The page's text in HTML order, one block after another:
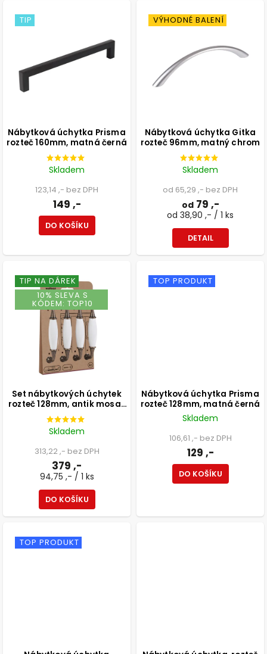
TIP
Nábytková úchytka Prisma
rozteč 160mm, matná černá
Skladem
123,14 ,- bez DPH
149 ,-
DO KOŠÍKU
VÝHODNÉ BALENÍ
Nábytková úchytka Gitka
rozteč 96mm, matný chrom
Skladem
od 65,29 ,- bez DPH
od79 ,-
od 38,90 ,- / 1 ks
DETAIL
TIP NA DÁREK
10% SLEVA S
KÓDEM: TOP10
Set nábytkových úchytek
rozteč 128mm, antik mosaz
a bílý porcelán, 4 ks
Skladem
313,22 ,- bez DPH
379 ,-
94,75 ,- / 1 ks
DO KOŠÍKU
TOP PRODUKT
Nábytková úchytka Prisma
rozteč 128mm, matná černá
Skladem
106,61 ,- bez DPH
129 ,-
DO KOŠÍKU
TOP PRODUKT